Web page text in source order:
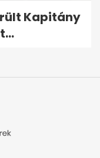
Kapitány